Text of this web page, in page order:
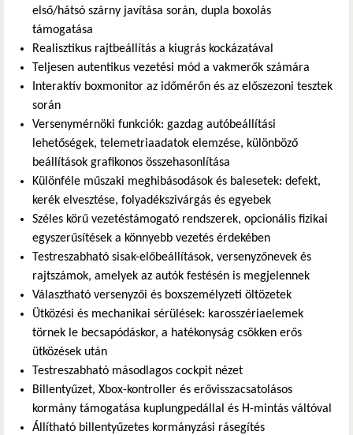
első/hátsó szárny javítása során, dupla boxolás
támogatása
Realisztikus rajtbeállítás a kiugrás kockázatával
Teljesen autentikus vezetési mód a vakmerők számára
Interaktív boxmonitor az időmérőn és az előszezoni tesztek
során
Versenymérnöki funkciók: gazdag autóbeállítási
lehetőségek, telemetriaadatok elemzése, különböző
beállítások grafikonos összehasonlítása
Különféle műszaki meghibásodások és balesetek: defekt,
kerék elvesztése, folyadékszivárgás és egyebek
Széles körű vezetéstámogató rendszerek, opcionális fizikai
egyszerűsítések a könnyebb vezetés érdekében
Testreszabható sisak-előbeállítások, versenyzőnevek és
rajtszámok, amelyek az autók festésén is megjelennek
Választható versenyzői és boxszemélyzeti öltözetek
Ütközési és mechanikai sérülések: karosszériaelemek
törnek le becsapódáskor, a hatékonyság csökken erős
ütközések után
Testreszabható másodlagos cockpit nézet
Billentyűzet, Xbox-kontroller és erővisszacsatolásos
kormány támogatása kuplungpedállal és H-mintás váltóval
Állítható billentyűzetes kormányzási rásegítés